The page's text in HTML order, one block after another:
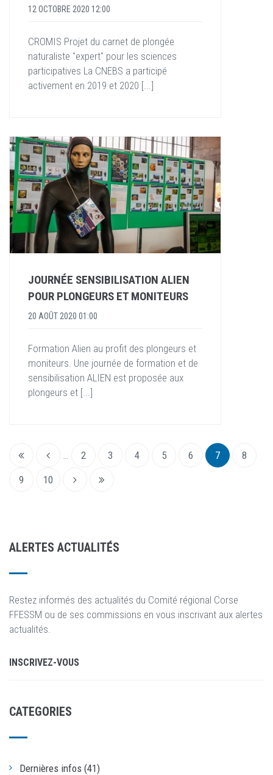
12 OCTOBRE 2020 12:00
CROMIS Projet du carnet de plongée
naturaliste "expert" pour les sciences
participatives La CNEBS a participé
activement en 2019 et 2020 [...]
JOURNÉE SENSIBILISATION ALIEN
POUR PLONGEURS ET MONITEURS
20 AOÛT 2020 01:00
Formation Alien au profit des plongeurs et
moniteurs. Une journée de formation et de
sensibilisation ALIEN est proposée aux
plongeurs et [...]
2 3 4 5 6 7
8
9
10
ALERTES ACTUALITÉS
Restez informés des actualités du Comité régional Corse
FFESSM ou de ses commissions en vous inscrivant aux alertes
actualités.
INSCRIVEZ-VOUS
CATEGORIES
Dernières infos (41)